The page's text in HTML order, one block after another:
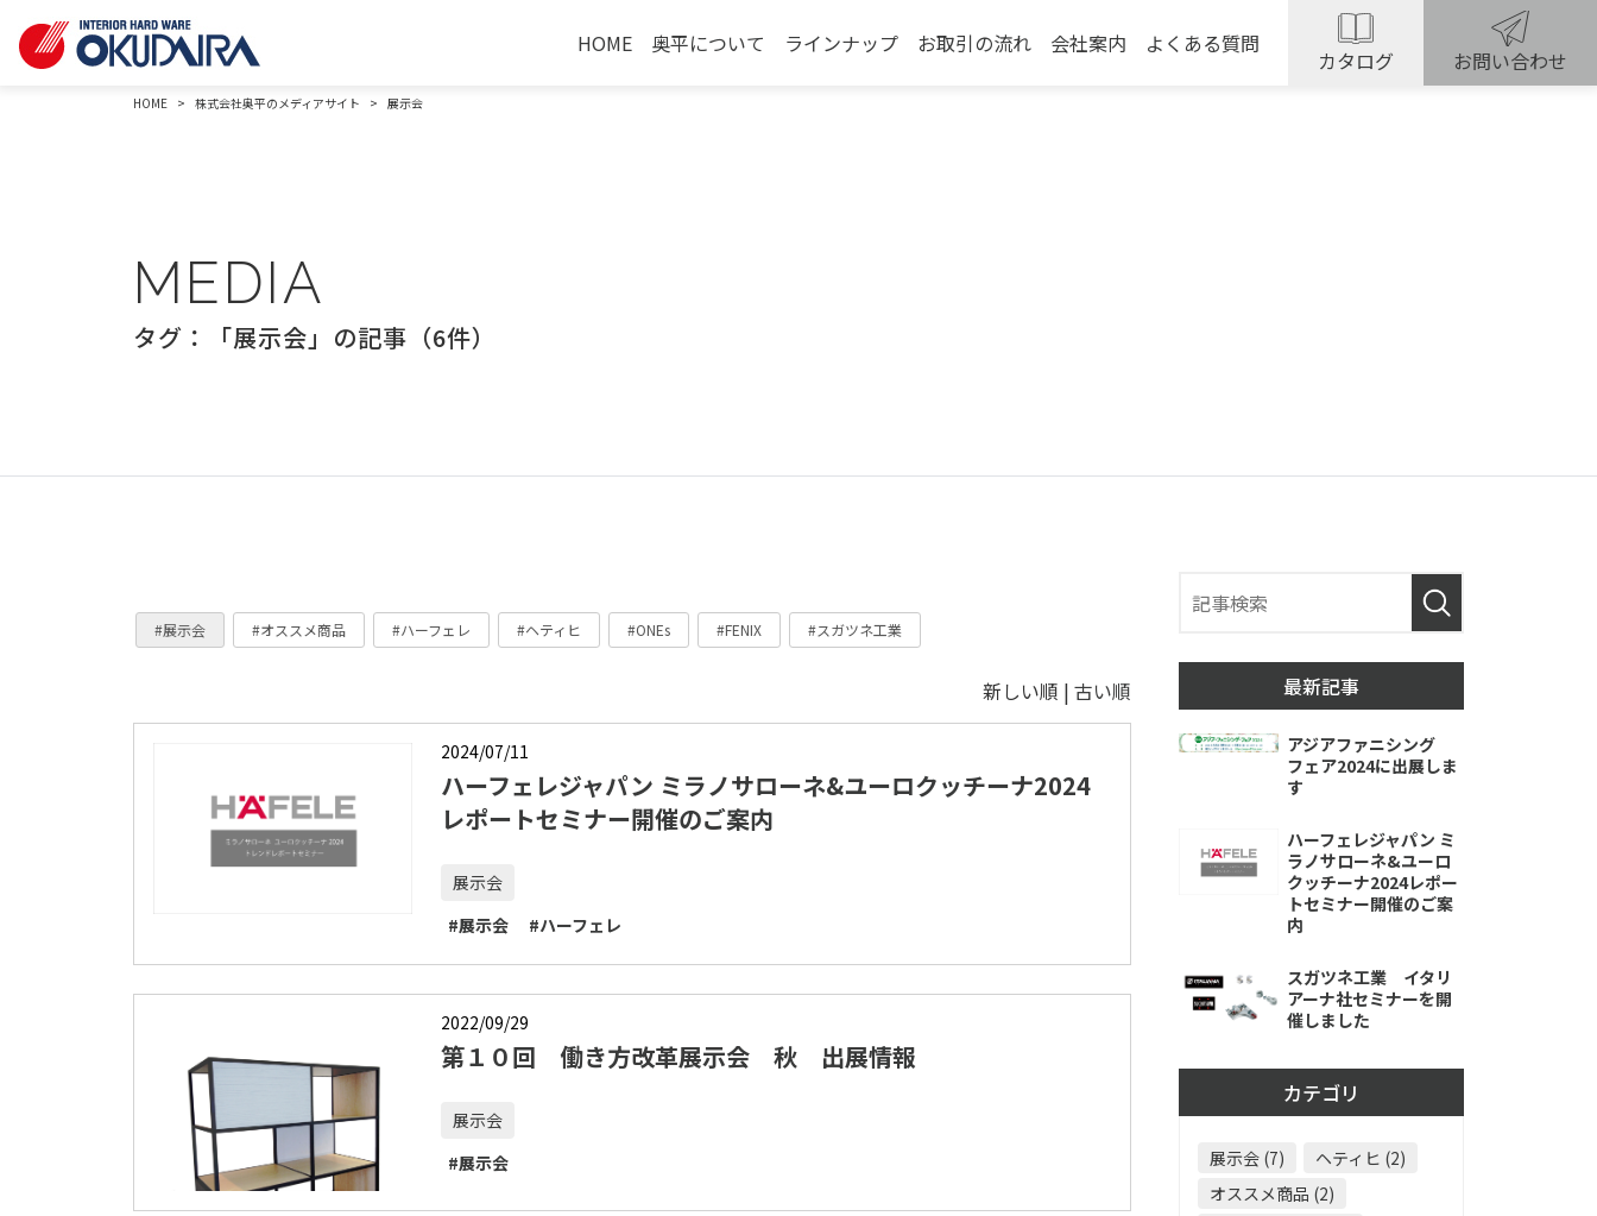
HOME 奥平について ラインナップ お取引の流れ 会社案内 よくある質問
カタログ お問い合わせ
HOME 株式会社奥平のメディアサイト 展示会
MEDIA
タグ：「展示会」の記事（6件）
#展示会 #オススメ商品 #ハーフェレ #ヘティヒ #ONEs #FENIX #スガツネ工業
新しい順 | 古い順
2024/07/11
ハーフェレジャパン ミラノサローネ&ユーロクッチーナ2024
レポートセミナー開催のご案内
展示会
#展示会
#ハーフェレ
2022/09/29
第１０回 働き方改革展示会 秋 出展情報
展示会
#展示会
最新記事
アジアファニシング
フェア2024に出展しま
す
ハーフェレジャパン ミ
ラノサローネ&ユーロ
クッチーナ2024レポー
トセミナー開催のご案
内
スガツネ工業 イタリ
アーナ社セミナーを開
催しました
カテゴリ
展示会 (7)
ヘティヒ (2)
オススメ商品 (2)